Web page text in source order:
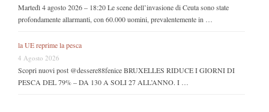
Martedì 4 agosto 2026 – 18:20 Le scene dell’invasione di Ceuta sono state
profondamente allarmanti, con 60.000 uomini, prevalentemente in …
la UE reprime la pesca
4 Agosto 2026
Scopri nuovi post @dessere88fenice BRUXELLES RIDUCE I GIORNI DI
PESCA DEL 79% – DA 130 A SOLI 27 ALL’ANNO. I …